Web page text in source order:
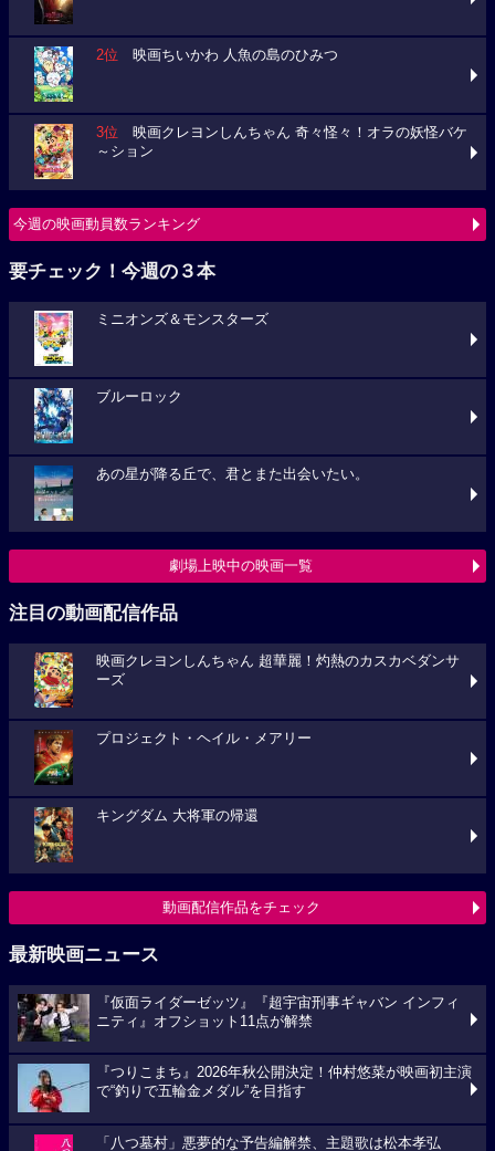
2位 映画ちいかわ 人魚の島のひみつ
3位 映画クレヨンしんちゃん 奇々怪々！オラの妖怪バケ
～ション
今週の映画動員数ランキング
要チェック！今週の３本
ミニオンズ＆モンスターズ
ブルーロック
あの星が降る丘で、君とまた出会いたい。
劇場上映中の映画一覧
注目の動画配信作品
映画クレヨンしんちゃん 超華麗！灼熱のカスカベダンサ
ーズ
プロジェクト・ヘイル・メアリー
キングダム 大将軍の帰還
動画配信作品をチェック
最新映画ニュース
『仮面ライダーゼッツ』『超宇宙刑事ギャバン インフィ
ニティ』オフショット11点が解禁
『つりこまち』2026年秋公開決定！仲村悠菜が映画初主演
で“釣りで五輪金メダル”を目指す
「八つ墓村」悪夢的な予告編解禁、主題歌は松本孝弘